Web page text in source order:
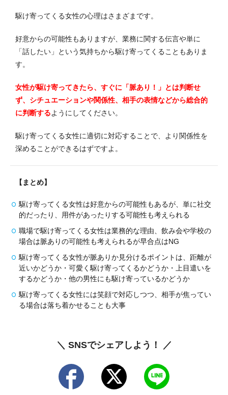
駆け寄ってくる女性の心理はさまざまです。
好意からの可能性もありますが、業務に関する伝言や単に
「話したい」という気持ちから駆け寄ってくることもありま
す。
女性が駆け寄ってきたら、すぐに「脈あり！」とは判断せ
ず、シチュエーションや関係性、相手の表情などから総合的
に判断するようにしてください。
駆け寄ってくる女性に適切に対応することで、より関係性を
深めることができるはずですよ。
【まとめ】
駆け寄ってくる女性は好意からの可能性もあるが、単に社交
的だったり、用件があったりする可能性も考えられる
職場で駆け寄ってくる女性は業務的な理由、飲み会や学校の
場合は脈ありの可能性も考えられるが早合点はNG
駆け寄ってくる女性が脈ありか見分けるポイントは、距離が
近いかどうか・可愛く駆け寄ってくるかどうか・上目遣いを
するかどうか・他の男性にも駆け寄っているかどうか
駆け寄ってくる女性には笑顔で対応しつつ、相手が焦ってい
る場合は落ち着かせることも大事
＼ SNSでシェアしよう！ ／